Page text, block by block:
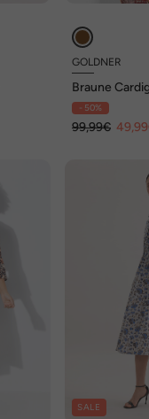
GOLDNER
Braune
Ajourmuster
- 50%
99,99€
SALE